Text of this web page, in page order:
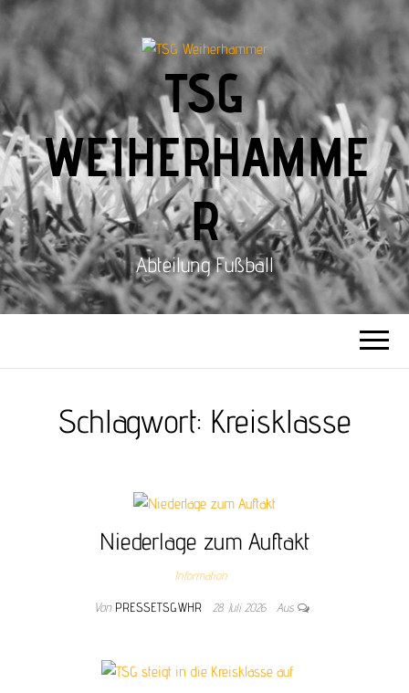
TSG
WEIHERHAMME
R
Abteilung Fußball
Schlagwort: Kreisklasse
Niederlage zum Auftakt
Information
Von PRESSETSGWHR 28. Juli 2026 Aus